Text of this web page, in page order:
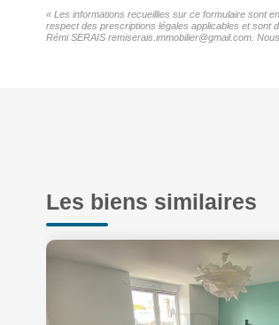
« Les informations recueillies sur ce formulaire sont
respect des prescriptions légales applicables et sont
Rémi SERAIS remiserais.immobilier@gmail.com.
Les biens similaires